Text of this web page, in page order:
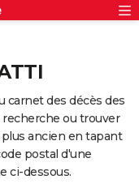
carnet des décès des
recherche ou trouver
ancien en tapant
postal d'une
ci-dessous.